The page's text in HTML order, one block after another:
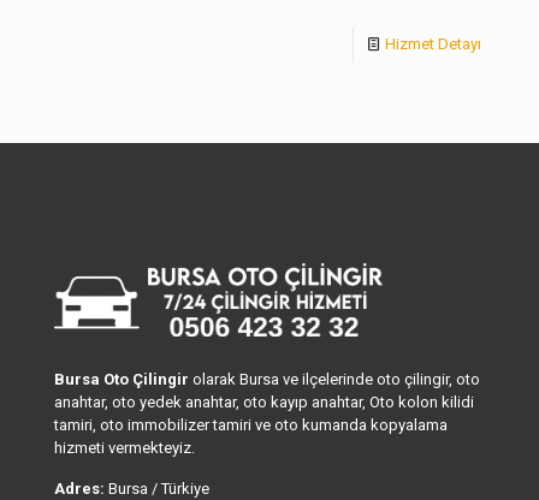
Hizmet Detayı
Bursa Oto Çilingir olarak Bursa ve ilçelerinde oto çilingir, oto
anahtar, oto yedek anahtar, oto kayıp anahtar, Oto kolon kilidi
tamiri, oto immobilizer tamiri ve oto kumanda kopyalama
hizmeti vermekteyiz.
Adres: Bursa / Türkiye